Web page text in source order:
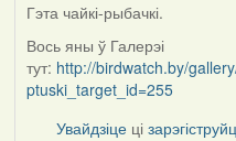
In
reply
to
by
Гэта чайкі-рыбачкі.
Вось яны ў Галерэі
тут: http://birdwatch.by/
ptuski_target_id=255
Увайдзіце ці